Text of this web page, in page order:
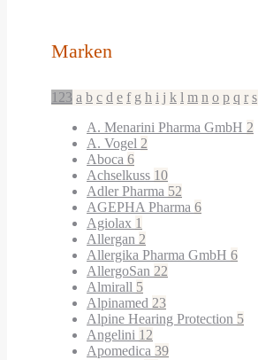
Marken
123 a b c d e f g h i j k l m n o p q r s
A. Menarini Pharma GmbH 2
A. Vogel 2
Aboca 6
Achselkuss 10
Adler Pharma 52
AGEPHA Pharma 6
Agiolax 1
Allergan 2
Allergika Pharma GmbH 6
AllergoSan 22
Almirall 5
Alpinamed 23
Alpine Hearing Protection 5
Angelini 12
Apomedica 39